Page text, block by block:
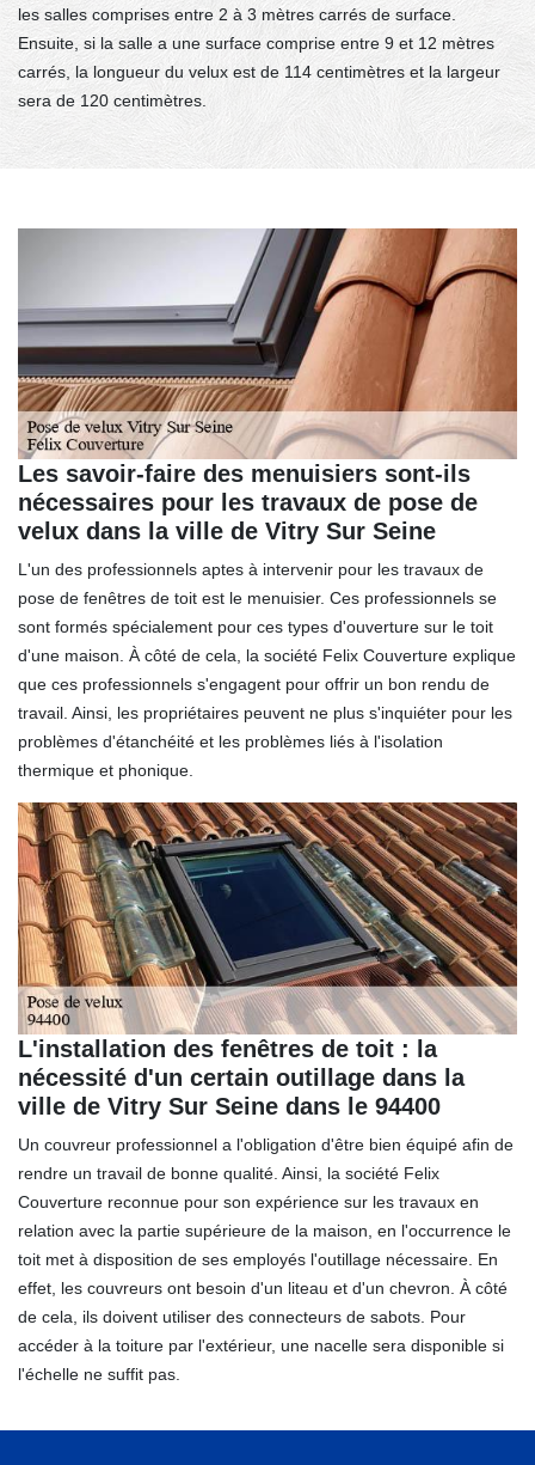
les salles comprises entre 2 à 3 mètres carrés de surface.
Ensuite, si la salle a une surface comprise entre 9 et 12 mètres
carrés, la longueur du velux est de 114 centimètres et la largeur
sera de 120 centimètres.
Les savoir-faire des menuisiers sont-ils
nécessaires pour les travaux de pose de
velux dans la ville de Vitry Sur Seine
L'un des professionnels aptes à intervenir pour les travaux de
pose de fenêtres de toit est le menuisier. Ces professionnels se
sont formés spécialement pour ces types d'ouverture sur le toit
d'une maison. À côté de cela, la société Felix Couverture explique
que ces professionnels s'engagent pour offrir un bon rendu de
travail. Ainsi, les propriétaires peuvent ne plus s'inquiéter pour les
problèmes d'étanchéité et les problèmes liés à l'isolation
thermique et phonique.
L'installation des fenêtres de toit : la
nécessité d'un certain outillage dans la
ville de Vitry Sur Seine dans le 94400
Un couvreur professionnel a l'obligation d'être bien équipé afin de
rendre un travail de bonne qualité. Ainsi, la société Felix
Couverture reconnue pour son expérience sur les travaux en
relation avec la partie supérieure de la maison, en l'occurrence le
toit met à disposition de ses employés l'outillage nécessaire. En
effet, les couvreurs ont besoin d'un liteau et d'un chevron. À côté
de cela, ils doivent utiliser des connecteurs de sabots. Pour
accéder à la toiture par l'extérieur, une nacelle sera disponible si
l'échelle ne suffit pas.